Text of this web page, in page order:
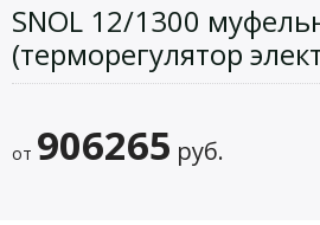
SNOL 12/1300
(терморегулятор
от 906265 руб.